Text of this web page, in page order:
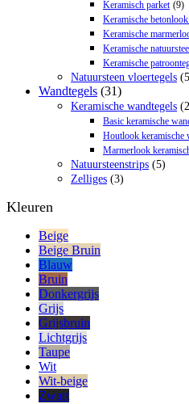
Keramisch parket (9)
Keramische
Keramische
Keramische
Keramische
Natuursteen vloertegels
Wandtegels (31)
Keramische wandtegels
Basic keramische
Houtlook keramische
Marmerlook
Natuursteenstrips (5)
Zelliges (3)
Kleuren
Beige
Beige Bruin
Blauw
Bruin
Donkergrijs
Grijs
Grijsbruin
Lichtgrijs
Taupe
Wit
Wit-beige
Zwart